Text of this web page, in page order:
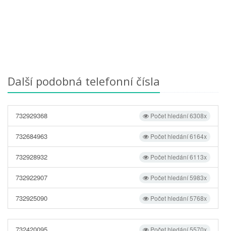
Další podobná telefonní čísla
Počet hledání 6308x
732929368
Počet hledání 6164x
732684963
Počet hledání 6113x
732928932
Počet hledání 5983x
732922907
Počet hledání 5768x
732925090
Počet hledání 5570x